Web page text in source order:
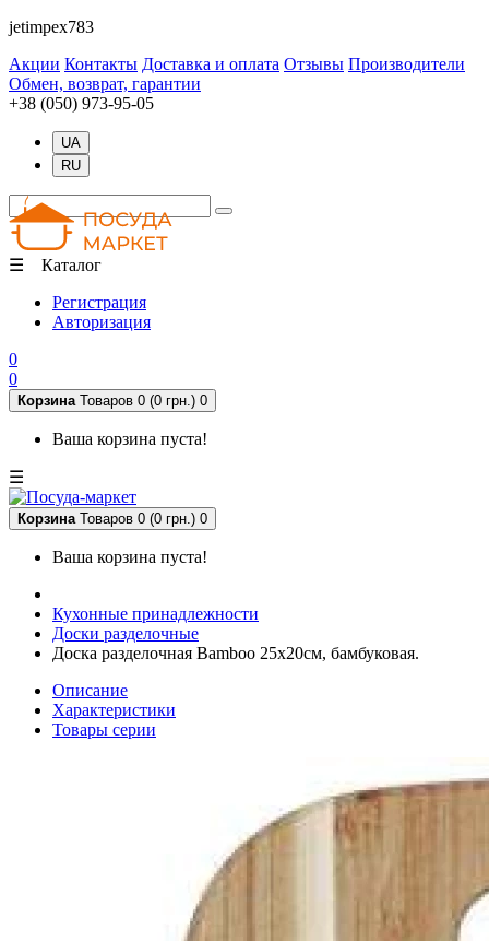
jetimpex783
Акции Контакты Доставка и оплата Отзывы Производители
Обмен, возврат, гарантии
+38 (050) 973-95-05
UA
RU
☰ Каталог
Регистрация
Авторизация
0
0
Корзина Товаров 0 (0 грн.) 0
Ваша корзина пуста!
☰
Корзина Товаров 0 (0 грн.) 0
Ваша корзина пуста!
Кухонные принадлежности
Доски разделочные
Доска разделочная Bamboo 25х20см, бамбуковая.
Описание
Характеристики
Товары серии